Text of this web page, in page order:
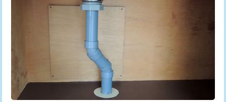
給水管工事※（ライニング鋼管・銅
管・ポリ管・HT管使用/3ｍ超え)
排水管工事（土の掘削・埋め戻し作
11,000円~
排水管工事（排水管工事/3ｍまで） 55,000円
排水管工事（追加 排水管工事/3ｍ超
追加トーラー機使用/3m超え
33,000円
8,800円
止水・漏水調査・防水処理・清掃・修
理・調整・分解・加工など（軽作業）
11,000円
止水・漏水調査・防水処理・清掃・修